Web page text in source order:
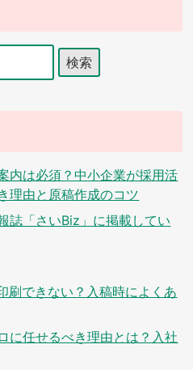
内は必須？中小企業が採用活
理由と原稿作成のコツ
誌「さいBiz」に掲載してい
刷できない？入稿時によくあ
に任せるべき理由とは？入社